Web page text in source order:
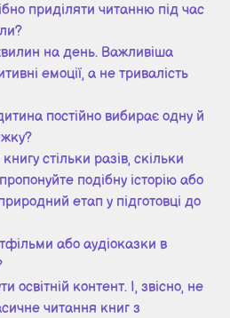
приділяти читанню під час
на день. Важливіша
емоції, а не тривалість
постійно вибирає одну й
стільки разів, скільки
подібну історію або
етап у підготовці до
або аудіоказки в
освітній контент. І, звісно, не
читання книг з